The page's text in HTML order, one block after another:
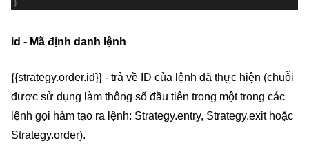
id - Mã định danh lệnh
{{strategy.order.id}} - trả về ID của lệnh đã thực hiện (chuỗi
được sử dụng làm thông số đầu tiên trong một trong các
lệnh gọi hàm tạo ra lệnh: Strategy.entry, Strategy.exit hoặc
Strategy.order).